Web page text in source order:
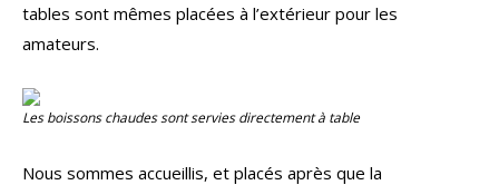
tables sont mêmes placées à l’extérieur pour les
amateurs.
Les boissons chaudes sont servies directement à table
Nous sommes accueillis, et placés après que la